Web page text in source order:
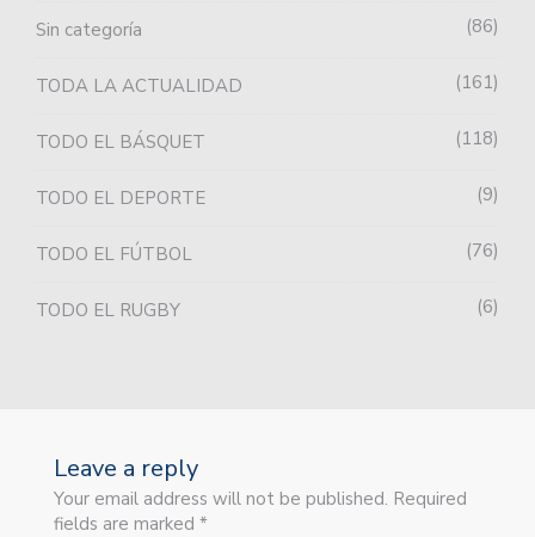
Sin categoría 86
TODA LA ACTUALIDAD 161
TODO EL BÁSQUET 118
TODO EL DEPORTE 9
TODO EL FÚTBOL 76
TODO EL RUGBY 6
Leave a reply
Your email address will not be published. Required
fields are marked *